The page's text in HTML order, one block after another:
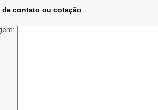
de contato ou cotação